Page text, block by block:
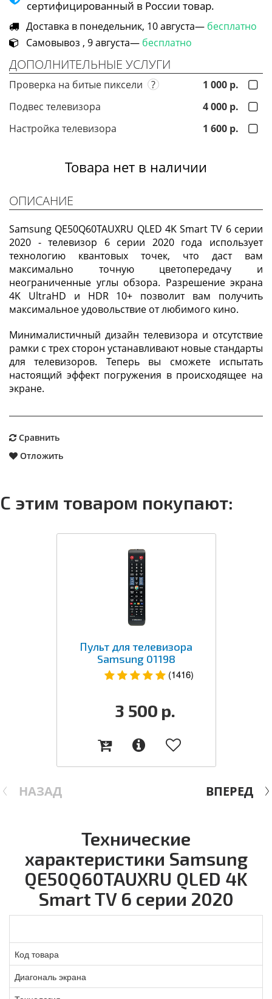
сертифицированный в России товар.
Доставка в понедельник, 10 августа— бесплатно
Самовывоз , 9 августа— бесплатно
ДОПОЛНИТЕЛЬНЫЕ УСЛУГИ
Проверка на битые пиксели ?
1 000 р.
Подвес телевизора
4 000 р.
Настройка телевизора
1 600 р.
Товара нет в наличии
ОПИСАНИЕ
Samsung QE50Q60TAUXRU QLED 4K Smart TV 6 серии
2020 - телевизор 6 серии 2020 года использует
технологию квантовых точек, что даст вам
максимально точную цветопередачу и
неограниченные углы обзора. Разрешение экрана
4K UltraHD и HDR 10+ позволит вам получить
максимальное удовольствие от любимого кино.
Минималистичный дизайн телевизора и отсутствие
рамки с трех сторон устанавливают новые стандарты
для телевизоров. Теперь вы сможете испытать
настоящий эффект погружения в происходящее на
экране.
Сравнить
Отложить
С этим товаром покупают:
НАЗАД
Пульт для телевизора
Samsung 01198
(1416)
3 500 р.
ВПЕРЕД
Технические
характеристики Samsung
QE50Q60TAUXRU QLED 4K
Smart TV 6 серии 2020
Код товара
Диагональ экрана